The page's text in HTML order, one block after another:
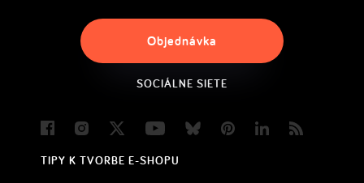
Objednávka
SOCIÁLNE SIETE
FacebookInstagram
Twitter YoutubeBlueskyPinterestLinkedIn
TIPY K TVORBE E-SHOPU